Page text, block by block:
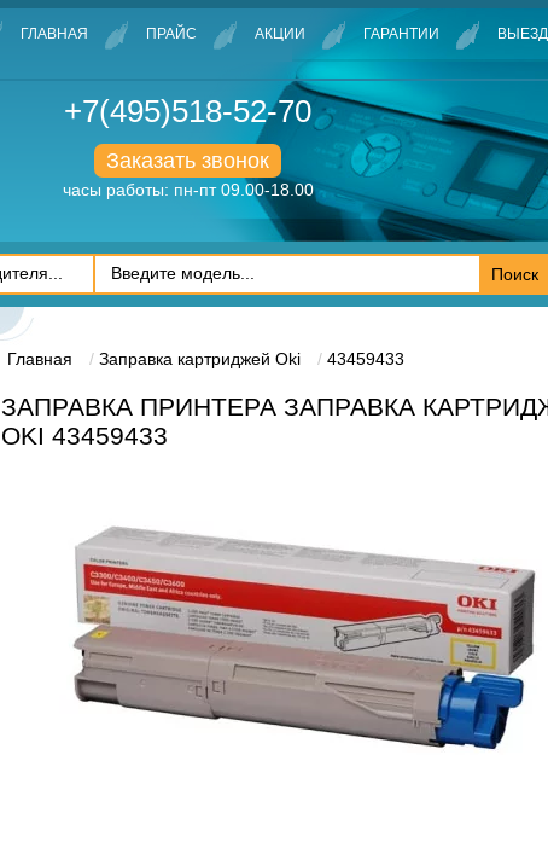
ГЛАВНАЯ ПРАЙС АКЦИИ ГАРАНТИИ ВЫЕЗД
+7(495)518-52-70
Заказать звонок
часы работы: пн-пт 09.00-18.00
Главная Заправка картриджей Oki 43459433
ЗАПРАВКА ПРИНТЕРА ЗАПРАВКА
OKI 43459433